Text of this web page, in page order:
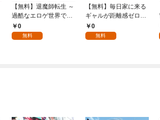
【無料】退魔師転生 ～
過酷なエロゲ世界でキ
ツネ顔の関西弁な性悪
男はどないすりゃええ
0
無料
【無料】毎日家に来る
ギャルが距離感ゼロで
も優しくない 第1話
【単話版】
0
無料